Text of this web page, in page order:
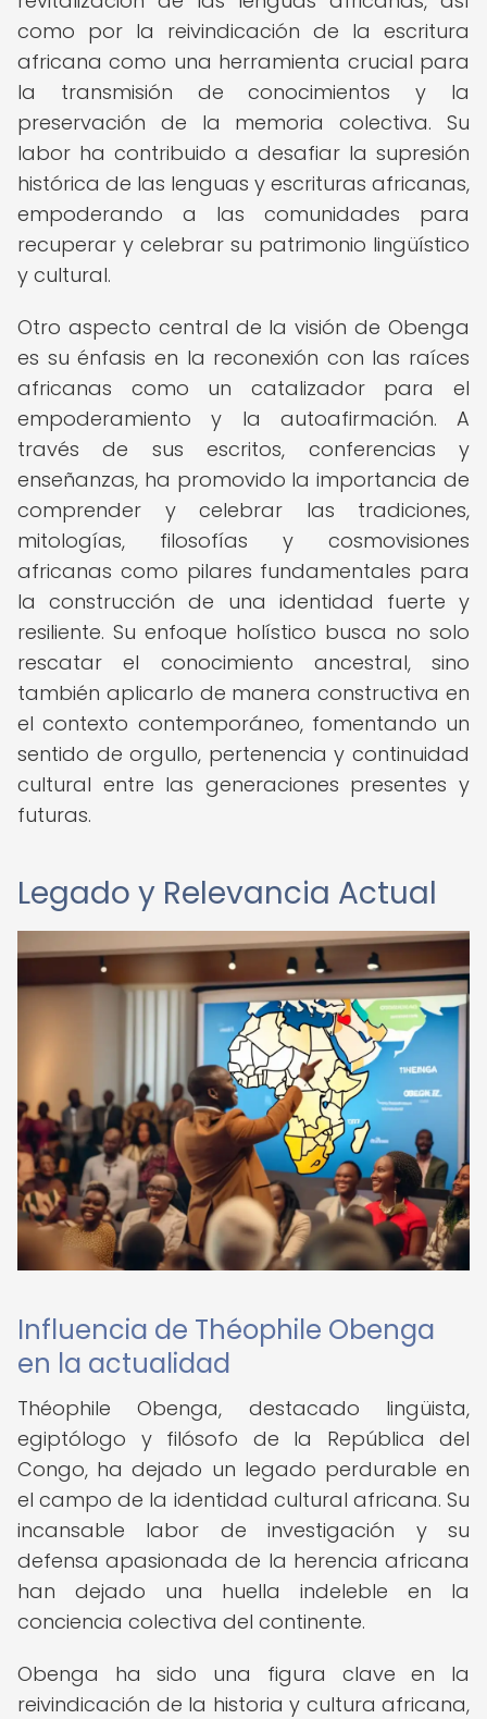
como por la reivindicación de la escritura
africana como una herramienta crucial para
la transmisión de conocimientos y la
preservación de la memoria colectiva. Su
labor ha contribuido a desafiar la supresión
histórica de las lenguas y escrituras africanas,
empoderando a las comunidades para
recuperar y celebrar su patrimonio lingüístico
y cultural.
Otro aspecto central de la visión de Obenga
es su énfasis en la reconexión con las raíces
africanas como un catalizador para el
empoderamiento y la autoafirmación. A
través de sus escritos, conferencias y
enseñanzas, ha promovido la importancia de
comprender y celebrar las tradiciones,
mitologías, filosofías y cosmovisiones
africanas como pilares fundamentales para
la construcción de una identidad fuerte y
resiliente. Su enfoque holístico busca no solo
rescatar el conocimiento ancestral, sino
también aplicarlo de manera constructiva en
el contexto contemporáneo, fomentando un
sentido de orgullo, pertenencia y continuidad
cultural entre las generaciones presentes y
futuras.
Legado y Relevancia Actual
Influencia de Théophile Obenga
en la actualidad
Théophile Obenga, destacado lingüista,
egiptólogo y filósofo de la República del
Congo, ha dejado un legado perdurable en
el campo de la identidad cultural africana. Su
incansable labor de investigación y su
defensa apasionada de la herencia africana
han dejado una huella indeleble en la
conciencia colectiva del continente.
Obenga ha sido una figura clave en la
reivindicación de la historia y cultura africana,